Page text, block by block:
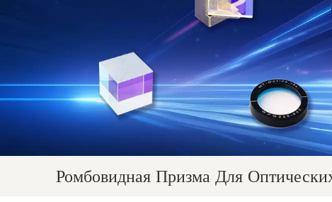
Ромбовидная Призма Для